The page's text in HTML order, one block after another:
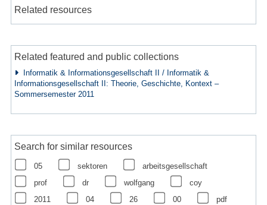
Related resources
Related featured and public collections
Informatik & Informationsgesellschaft II / Informatik &
Informationsgesellschaft II: Theorie, Geschichte, Kontext –
Sommersemester 2011
Search for similar resources
05 sektoren
arbeitsgesellschaft
prof
dr wolfgang
coy
2011
04 26 00 pdf